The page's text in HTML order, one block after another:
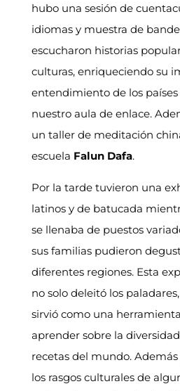
hubo una sesión de
idiomas y muestra de
escucharon historias
culturas, enriqueciendo su
entendimiento de los
nuestro aula de enlace.
un taller de meditación
escuela Falun Dafa.
Por la tarde tuvieron una
latinos y de batucada
se llenaba de puestos
sus familias pudieron
diferentes regiones. Esta
no solo deleitó los
sirvió como una
aprender sobre la
recetas del mundo.
los rasgos culturales de